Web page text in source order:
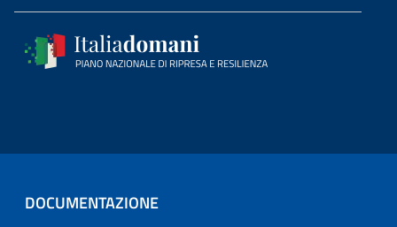
DOCUMENTAZIONE